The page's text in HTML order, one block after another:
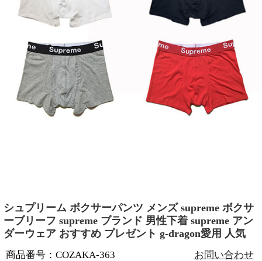
シュプリーム ボクサーパンツ メンズ supreme ボクサ
ーブリーフ supreme ブランド 男性下着 supreme アン
ダーウェア おすすめ プレゼント g-dragon愛用 人気
商品番号：COZAKA-363 お問い合わせ